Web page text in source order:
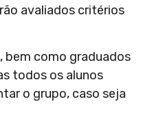
avaliados critérios
bem como graduados
todos os alunos
o grupo, caso seja